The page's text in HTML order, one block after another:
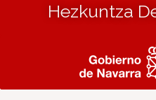
Hezkuntza